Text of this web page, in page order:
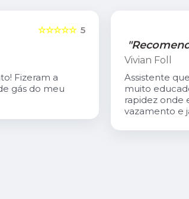
5
☆☆☆☆☆
Fizeram a
gás do meu
Vivian Foll
Assistente
muito
rapidez onde
vazamento e